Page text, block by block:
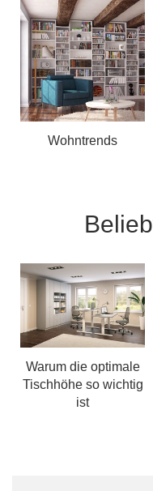
Wohntrends
Warum die optimale
Tischhöhe so wichtig
ist